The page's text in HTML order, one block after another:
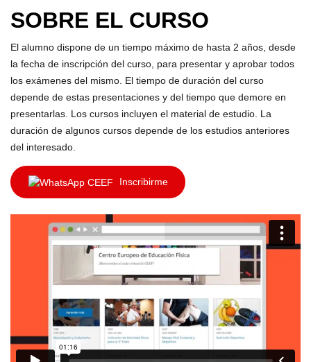
SOBRE EL CURSO
El alumno dispone de un tiempo máximo de hasta 2 años, desde
la fecha de inscripción del curso, para presentar y aprobar todos
los exámenes del mismo. El tiempo de duración del curso
depende de estas presentaciones y del tiempo que demore en
presentarlas. Los cursos incluyen el material de estudio. La
duración de algunos cursos depende de los estudios anteriores
del interesado.
Inscribirme